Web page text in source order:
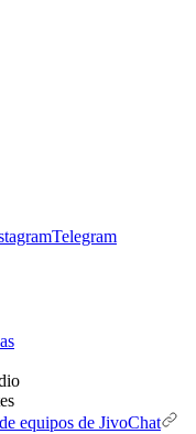
Telegram
equipos de JivoChat